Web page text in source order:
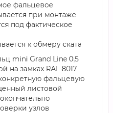
фальцевое
при монтаже
под фактическое
к обмеру ската
mini Grand Line 0,5
на замках RAL 8017
фальцевую
листовой
узлов